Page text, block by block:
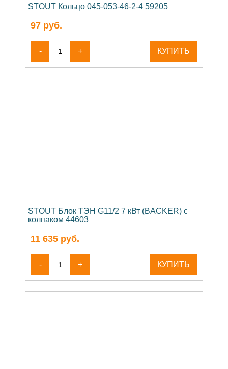
STOUT Кольцо 045-053-46-2-4 59205
97 руб.
- + КУПИТЬ
STOUT Блок ТЭН G11/2 7 кВт (BACKER) с
колпаком 44603
11 635 руб.
- + КУПИТЬ